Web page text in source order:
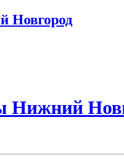
Новгород
Нижний